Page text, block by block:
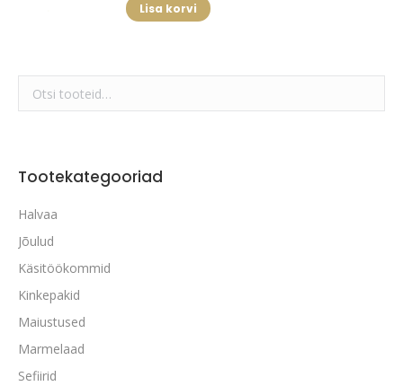
Lisa korvi
Tootekategooriad
Halvaa
Jõulud
Käsitöökommid
Kinkepakid
Maiustused
Marmelaad
Sefiirid